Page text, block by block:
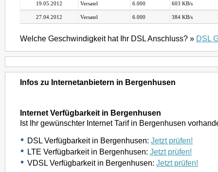
19.05.2012 Versatel 6.000 603 KB/s
27.04.2012 Versatel 6.000 384 KB/s
Welche Geschwindigkeit hat Ihr DSL Anschluss? » DSL
Infos zu Internetanbietern in Bergenhusen
Internet Verfügbarkeit in Bergenhusen
Ist Ihr gewünschter Internet Tarif in Bergenhusen
DSL Verfügbarkeit in Bergenhusen: Jetzt prüfen!
LTE Verfügbarkeit in Bergenhusen: Jetzt prüfen!
VDSL Verfügbarkeit in Bergenhusen: Jetzt prüfen!